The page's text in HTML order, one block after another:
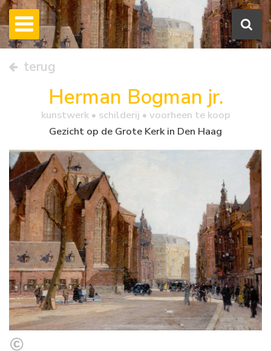
terug
Herman Bogman jr.
kunstwerk • schilderij • voorheen te koop
Gezicht op de Grote Kerk in Den Haag